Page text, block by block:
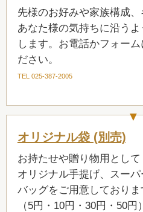
先様のお好みや家族構成
あなた様の気持ちに沿う
します。お電話かフォー
ださい。
TEL 025-387-2005
オリジナル袋 (別売)
お持たせや贈り物用として
オリジナル手提げ、スーパ
バッグをご用意しておりま
（5円・10円・30円・50円）